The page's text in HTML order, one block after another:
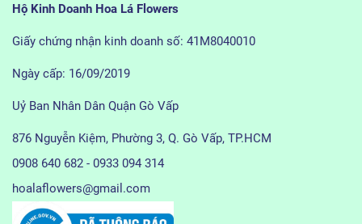
Hộ Kinh Doanh Hoa Lá Flowers
Giấy chứng nhận kinh doanh số: 41M8040010
Ngày cấp: 16/09/2019
Uỷ Ban Nhân Dân Quận Gò Vấp
876 Nguyễn Kiệm, Phường 3, Q. Gò Vấp, TP.HCM
0908 640 682 - 0933 094 314
hoalaflowers@gmail.com